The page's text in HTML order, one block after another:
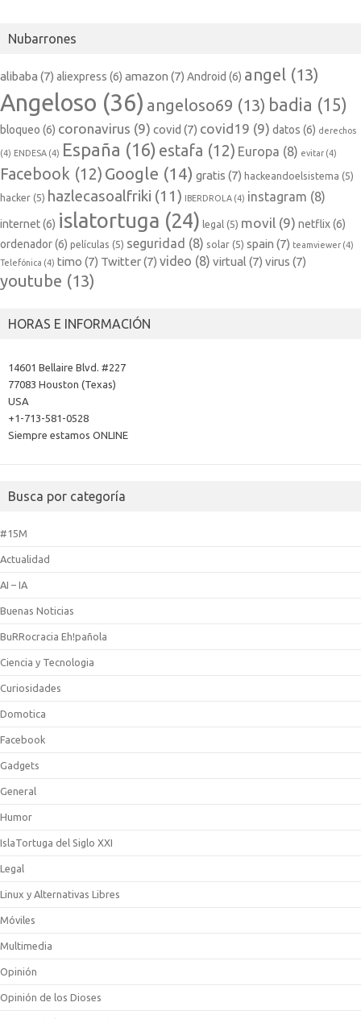
Nubarrones
alibaba (7) aliexpress (6) amazon (7) Android (6) angel (13)
Angeloso (36) angeloso69 (13) badia (15)
bloqueo (6) coronavirus (9) covid (7) covid19 (9) datos (6) derechos
(4) ENDESA (4) España (16) estafa (12) Europa (8) evitar (4)
Facebook (12) Google (14) gratis (7) hackeandoelsistema (5)
hacker (5) hazlecasoalfriki (11) IBERDROLA (4) instagram (8)
internet(6) islatortuga (24) legal (5) movil (9) netflix(6)
ordenador(6) películas (5) seguridad (8) solar (5) spain (7) teamviewer (4)
Telefónica (4) timo (7) Twitter(7) video (8) virtual (7) virus (7)
youtube (13)
HORAS E INFORMACIÓN
14601 Bellaire Blvd. #227
77083 Houston (Texas)
USA
+1-713-581-0528
Siempre estamos ONLINE
Busca por categoría
#15M
Actualidad
AI – IA
Buenas Noticias
BuRRocracia Eh!pañola
Ciencia y Tecnologia
Curiosidades
Domotica
Facebook
Gadgets
General
Humor
IslaTortuga del Siglo XXI
Legal
Linux y Alternativas Libres
Móviles
Multimedia
Opinión
Opinión de los Dioses